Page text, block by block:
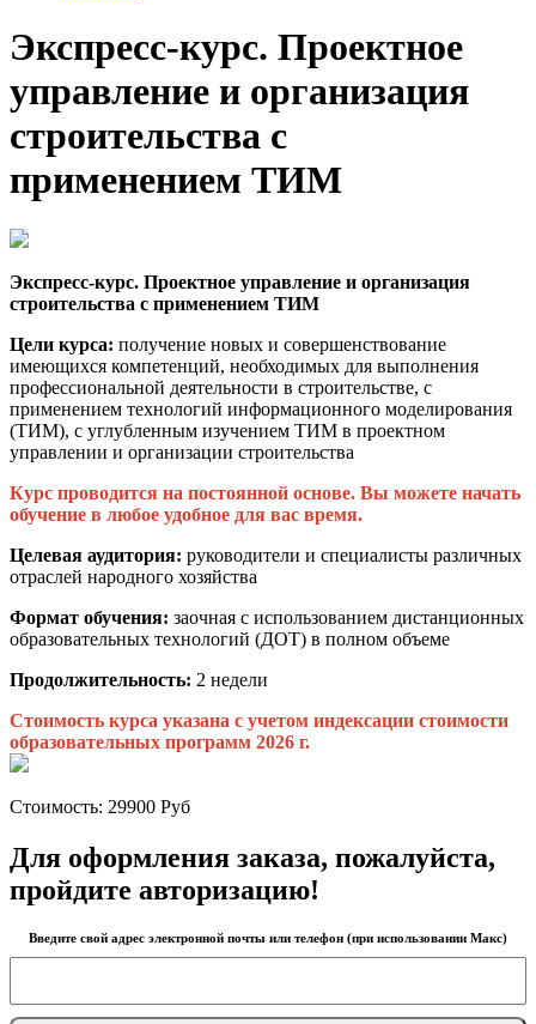
Экспресс-курс. Проектное
управление и организация
строительства с
применением ТИМ
Экспресс-курс. Проектное управление и организация
строительства с применением ТИМ
Цели курса: получение новых и совершенствование
имеющихся компетенций, необходимых для выполнения
профессиональной деятельности в строительстве, с
применением технологий информационного моделирования
(ТИМ), с углубленным изучением ТИМ в проектном
управлении и организации строительства
Курс проводится на постоянной основе. Вы можете начать
обучение в любое удобное для вас время.
Целевая аудитория: руководители и специалисты различных
отраслей народного хозяйства
Формат обучения: заочная с использованием дистанционных
образовательных технологий (ДОТ) в полном объеме
Продолжительность: 2 недели
Стоимость курса указана с учетом индексации стоимости
образовательных программ 2026 г.
Стоимость: 29900 Руб
Для оформления заказа, пожалуйста,
пройдите авторизацию!
Введите свой адрес электронной почты или телефон (при использовании Макс)